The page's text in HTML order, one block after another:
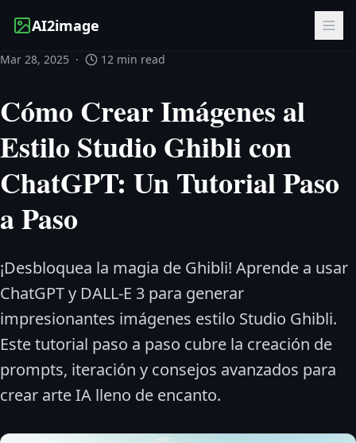
AI2image
Mar 28, 2025 · 12 min read
Cómo Crear Imágenes al
Estilo Studio Ghibli con
ChatGPT: Un Tutorial Paso
a Paso
¡Desbloquea la magia de Ghibli! Aprende a usar
ChatGPT y DALL-E 3 para generar
impresionantes imágenes estilo Studio Ghibli.
Este tutorial paso a paso cubre la creación de
prompts, iteración y consejos avanzados para
crear arte IA lleno de encanto.